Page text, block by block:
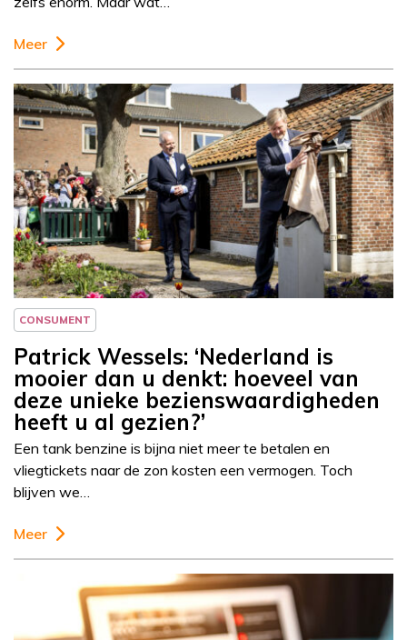
Meer
Column
Patrick Wessels
CONSUMENT
Patrick Wessels: ‘Nederland is
mooier dan u denkt: hoeveel van
deze unieke bezienswaardigheden
heeft u al gezien?’
Een tank benzine is bijna niet meer te betalen en
vliegtickets naar de zon kosten een vermogen. Toch
blijven we…
Meer